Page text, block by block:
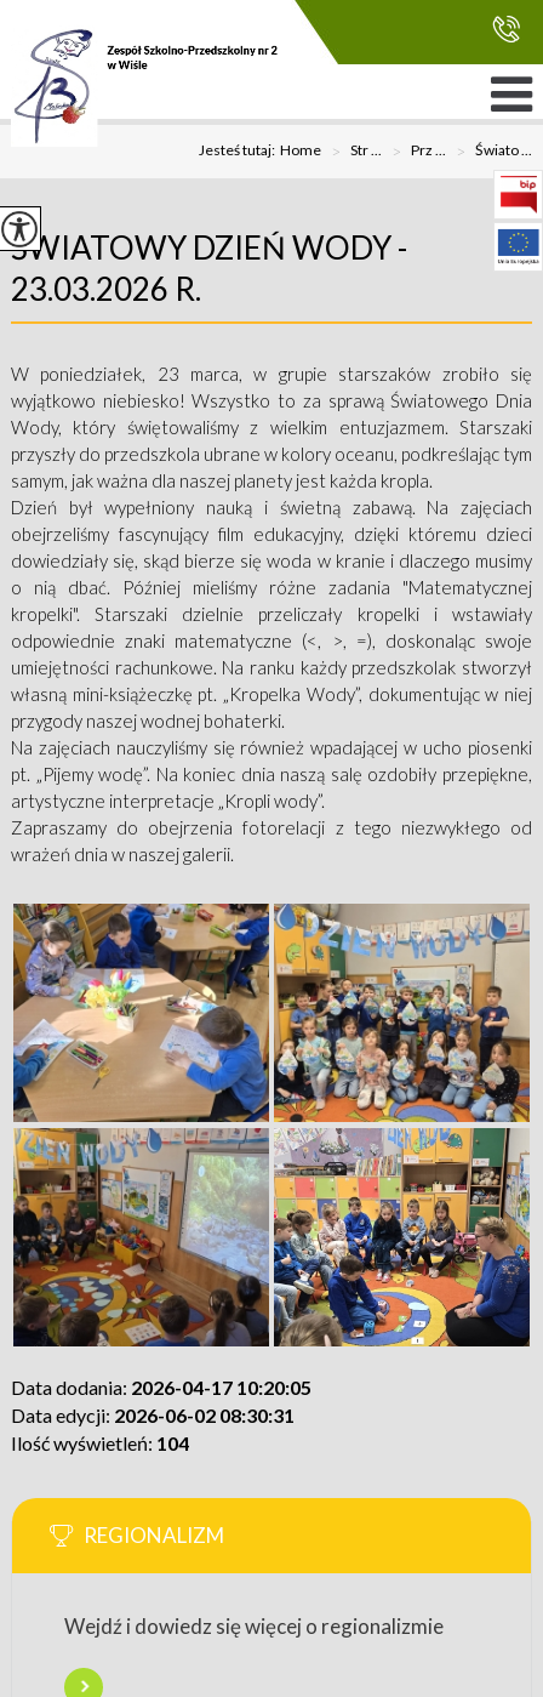
Jesteś tutaj:Home > Str ... > Prz ... > Świato ...
ŚWIATOWY DZIEŃ WODY -
23.03.2026 R.
W poniedziałek, 23 marca, w grupie starszaków zrobiło się
wyjątkowo niebiesko! Wszystko to za sprawą Światowego Dnia
Wody, który świętowaliśmy z wielkim entuzjazmem. Starszaki
przyszły do przedszkola ubrane w kolory oceanu, podkreślając tym
samym, jak ważna dla naszej planety jest każda kropla.
Dzień był wypełniony nauką i świetną zabawą. Na zajęciach
obejrzeliśmy fascynujący film edukacyjny, dzięki któremu dzieci
dowiedziały się, skąd bierze się woda w kranie i dlaczego musimy
o nią dbać. Później mieliśmy różne zadania "Matematycznej
kropelki". Starszaki dzielnie przeliczały kropelki i wstawiały
odpowiednie znaki matematyczne (<, >, =), doskonaląc swoje
umiejętności rachunkowe. Na ranku każdy przedszkolak stworzył
własną mini-książeczkę pt. „Kropelka Wody”, dokumentując w niej
przygody naszej wodnej bohaterki.
Na zajęciach nauczyliśmy się również wpadającej w ucho piosenki
pt. „Pijemy wodę”. Na koniec dnia naszą salę ozdobiły przepiękne,
artystyczne interpretacje „Kropli wody”.
Zapraszamy do obejrzenia fotorelacji z tego niezwykłego od
wrażeń dnia w naszej galerii.
Data dodania: 2026-04-17 10:20:05
Data edycji: 2026-06-02 08:30:31
Ilość wyświetleń: 104
REGIONALIZM
Wejdź i dowiedz się więcej o regionalizmie